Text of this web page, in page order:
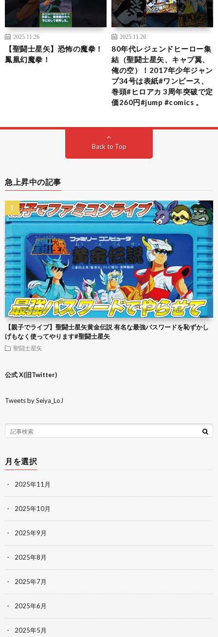
2025.11.26
【聖闘士星矢】恐怖の魔拳！
鳳凰幻魔拳！
2025.11.26
80年代レジェンドヒーロー集
結（聖闘士星矢、キャプ翼、
俺の空）！2017年少年ジャン
プ34号は表紙#ワンピース、
巻頭#ヒロアカ 3周年突破で定
価260円#jump #comics 。
Back to Top
急上昇中の記事
【親子でライブ】聖闘士星矢黄金伝説 有名な最強パスワードを恥ずかし
げもなく使ってやります#聖闘士星矢
聖闘士星矢
公式 X(旧Twitter)
Tweets by Seiya_LoJ
月を選択
2025年11月
2025年10月
2025年9月
2025年8月
2025年7月
2025年6月
2025年5月